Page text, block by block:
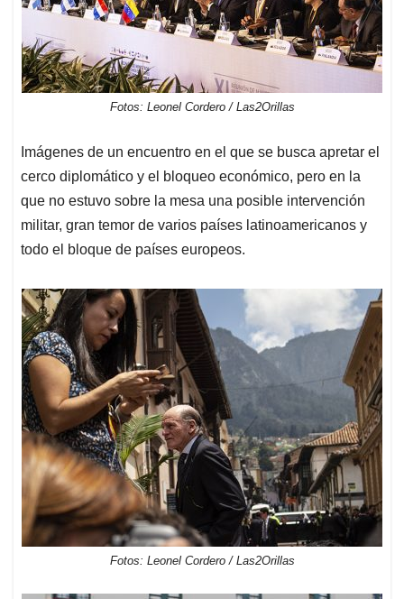
Fotos: Leonel Cordero / Las2Orillas
Imágenes de un encuentro en el que se busca apretar el
cerco diplomático y el bloqueo económico, pero en la
que no estuvo sobre la mesa una posible intervención
militar, gran temor de varios países latinoamericanos y
todo el bloque de países europeos.
Fotos: Leonel Cordero / Las2Orillas